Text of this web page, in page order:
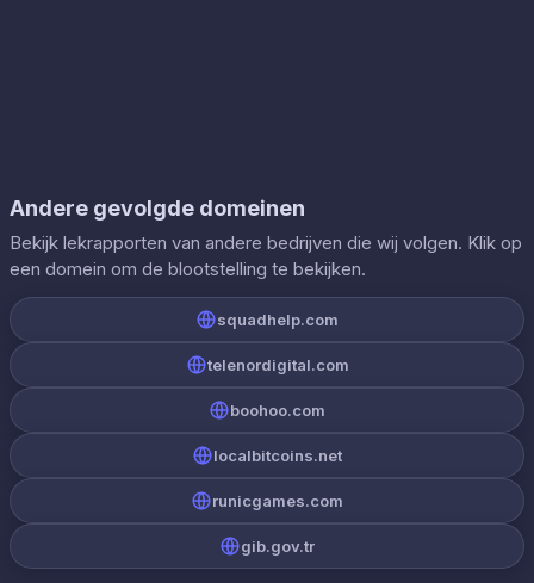
Andere gevolgde domeinen
Bekijk lekrapporten van andere bedrijven die wij volgen. Klik op
een domein om de blootstelling te bekijken.
squadhelp.com
telenordigital.com
boohoo.com
localbitcoins.net
runicgames.com
gib.gov.tr